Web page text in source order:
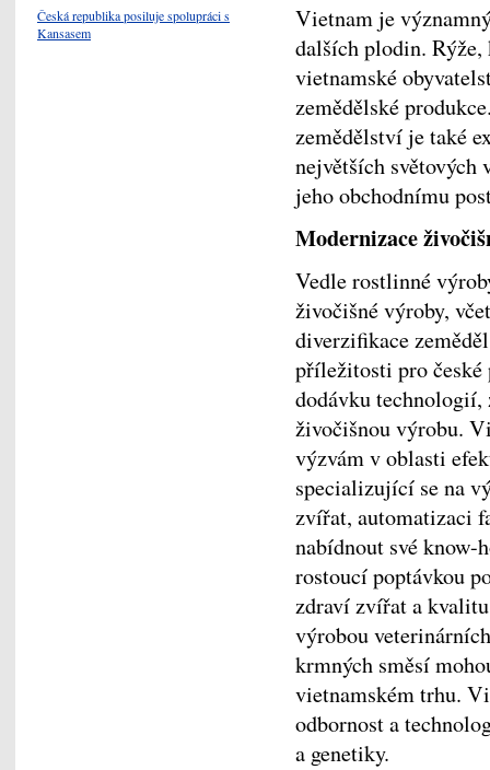
Vietnam je
dalších plodin.
vietnamské
zemědělské
zemědělství je také
největších světových
jeho obchodnímu
Modernizace
Vedle rostlinné
živočišné výroby,
diverzifikace
příležitosti pro české
dodávku
živočišnou výrobu.
výzvám v oblasti
specializující se na
zvířat, automatizaci
nabídnout své know-
rostoucí poptávkou
zdraví zvířat a
výrobou
krmných směsí
vietnamském trhu.
odbornost a
a genetiky.
Česká republika posiluje spolupráci s
Kansasem